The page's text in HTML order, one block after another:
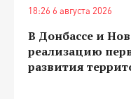
18:26 6 августа 2026
В Донбассе и
реализацию
развития